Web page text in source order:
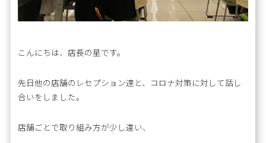
こんにちは、店長の星です。
先日他の店舗のレセプション達と、コロナ対策に対して話し
合いをしました。
店舗ごとで取り組み方が少し違い、